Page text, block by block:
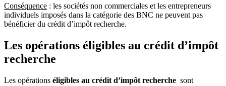
Conséquence : les sociétés non commerciales et les entrepreneurs
individuels imposés dans la catégorie des BNC ne peuvent pas
bénéficier du crédit d’impôt recherche.
Les opérations éligibles au crédit d’impôt
recherche
Les opérations éligibles au crédit d’impôt recherche sont